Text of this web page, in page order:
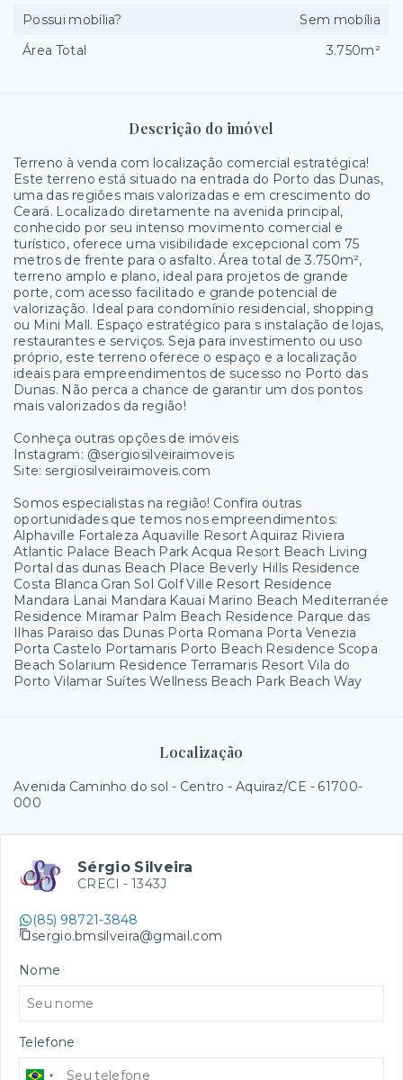
Descrição do imóvel
Terreno à venda com localização comercial estratégica!
Este terreno está situado na entrada do Porto das Dunas,
uma das regiões mais valorizadas e em crescimento do
Ceará. Localizado diretamente na avenida principal,
conhecido por seu intenso movimento comercial e
turístico, oferece uma visibilidade excepcional com 75
metros de frente para o asfalto. Área total de 3.750m²,
terreno amplo e plano, ideal para projetos de grande
porte, com acesso facilitado e grande potencial de
valorização. Ideal para condomínio residencial, shopping
ou Mini Mall. Espaço estratégico para s instalação de lojas,
restaurantes e serviços. Seja para investimento ou uso
próprio, este terreno oferece o espaço e a localização
ideais para empreendimentos de sucesso no Porto das
Dunas. Não perca a chance de garantir um dos pontos
mais valorizados da região!
Conheça outras opções de imóveis
Instagram: @sergiosilveiraimoveis
Site: sergiosilveiraimoveis.com
Somos especialistas na região! Confira outras
oportunidades que temos nos empreendimentos:
Alphaville Fortaleza Aquaville Resort Aquiraz Riviera
Atlantic Palace Beach Park Acqua Resort Beach Living
Portal das dunas Beach Place Beverly Hills Residence
Costa Blanca Gran Sol Golf Ville Resort Residence
Mandara Lanai Mandara Kauai Marino Beach Mediterranée
Residence Miramar Palm Beach Residence Parque das
Ilhas Paraiso das Dunas Porta Romana Porta Venezia
Porta Castelo Portamaris Porto Beach Residence Scopa
Beach Solarium Residence Terramaris Resort Vila do
Porto Vilamar Suítes Wellness Beach Park Beach Way
Localização
Avenida Caminho do sol - Centro - Aquiraz/CE - 61700-
000
Possui mobília?
Sem mobília
Área Total
3.750m²
Sérgio Silveira
CRECI - 1343J
(85) 98721-3848
sergio.bmsilveira@gmail.com
Nome
Telefone